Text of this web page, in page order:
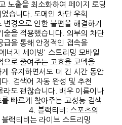
노출을 최소화하여 페이지 로딩
습니다. 도메인 차단 우회
경으로 인한 불편을 해결하기
술을 적용했습니다. 외부의 차단
급을 통해 안정적인 접속을
너지 세이빙' 스트리밍 모바일
으로 줄여주는 고효율 코덱을
유지하면서도 더 긴 시간 동안
. 검색어 자동 완성 및 추천
라도 괜찮습니다. 배우 이름이나
빠르게 찾아주는 고성능 검색
. 4. 블랙티비: 스포츠의
랙티비는 라이브 스트리밍